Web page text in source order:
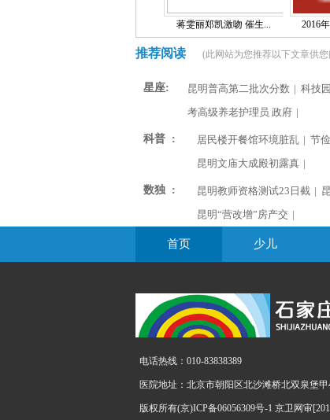
蒋雯丽郑凯激吻 催生... 2016
推荐阅读 (此网站为您推荐以下文章供
星座: 昆明普高第二批次分数 | 科技
考高级养老护理员 政府 |
科普 : 居民楼开餐馆环境脏乱 | 节
昆明文庙大成殿初露真 |
数独 : 昆明教师资格测试23日截 |
昆明“营改增”房产交 |
首页 少儿
电话热线：010-83838389
医院地址：北京市朝阳区北沙滩桥北双泉堡甲
版权所有(京)ICP备06056309号-1 京卫网审